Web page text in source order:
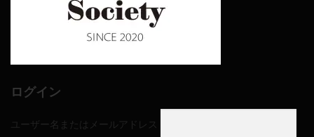
ログイン
ユーザー名またはメールアドレス